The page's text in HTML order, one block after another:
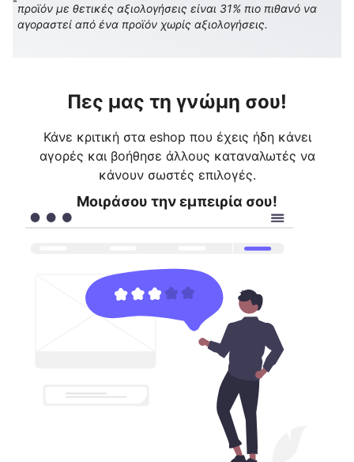
προϊόν με θετικές αξιολογήσεις είναι 31% πιο πιθανό να
αγοραστεί από ένα προϊόν χωρίς αξιολογήσεις.
Πες μας τη γνώμη σου!
Κάνε κριτική στα eshop που έχεις ήδη κάνει
αγορές και βοήθησε άλλους καταναλωτές να
κάνουν σωστές επιλογές.
Μοιράσου την εμπειρία σου!